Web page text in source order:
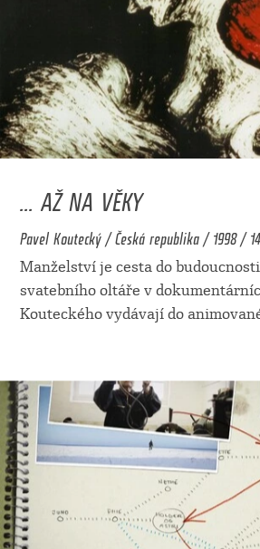
... AŽ NA VĚKY
Pavel Koutecký / Česká republika / 1998 /
Manželství je cesta do
svatebního oltáře v
Kouteckého vydávají do